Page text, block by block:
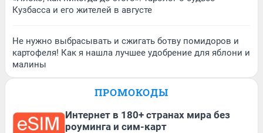
Кузбасса и его жителей в августе
Не нужно выбрасывать и сжигать ботву помидоров и
картофеля! Как я нашла лучшее удобрение для яблони и
малины
ПРОМОКОДЫ
Интернет в 180+ странах мира без
роуминга и сим-карт